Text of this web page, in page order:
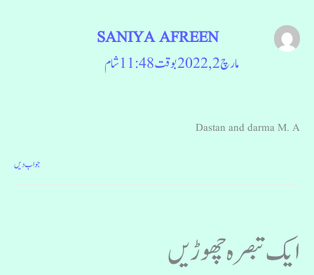
SANIYA AFREEN
مارچ 2, 2022 بوقت 11:48 شام
Dastan and darma M. A
جواب دیں
ایک تبصرہ چھوڑیں